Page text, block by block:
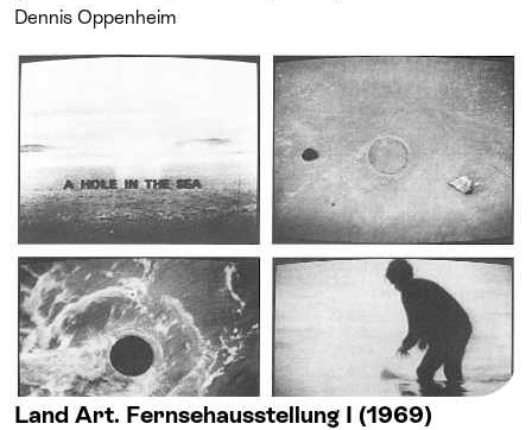
Dennis Oppenheim
Land Art. Fernsehausstellung I (1969)